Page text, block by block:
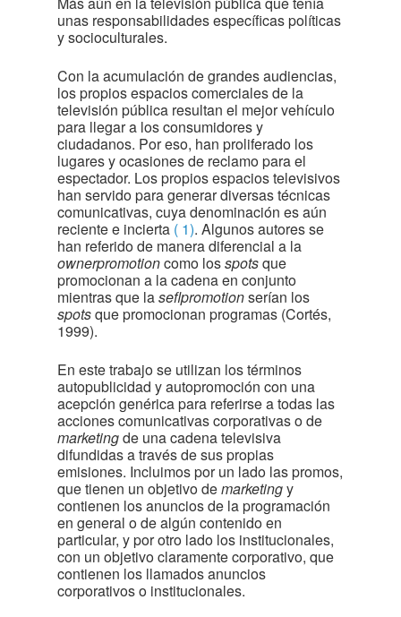
unas responsabilidades específicas políticas
y socioculturales.
Con la acumulación de grandes audiencias,
los propios espacios comerciales de la
televisión pública resultan el mejor vehículo
para llegar a los consumidores y
ciudadanos. Por eso, han proliferado los
lugares y ocasiones de reclamo para el
espectador. Los propios espacios televisivos
han servido para generar diversas técnicas
comunicativas, cuya denominación es aún
reciente e incierta( 1). Algunos autores se
han referido de manera diferencial a la
ownerpromotioncomo losspotsque
promocionan a la cadena en conjunto
mientras que laseflpromotionserían los
spotsque promocionan programas (Cortés,
1999).
En este trabajo se utilizan los términos
autopublicidad y autopromoción con una
acepción genérica para referirse a todas las
acciones comunicativas corporativas o de
marketingde una cadena televisiva
difundidas a través de sus propias
emisiones. Incluimos por un lado las promos,
que tienen un objetivo demarketingy
contienen los anuncios de la programación
en general o de algún contenido en
particular, y por otro lado los institucionales,
con un objetivo claramente corporativo, que
contienen los llamados anuncios
corporativos o institucionales.